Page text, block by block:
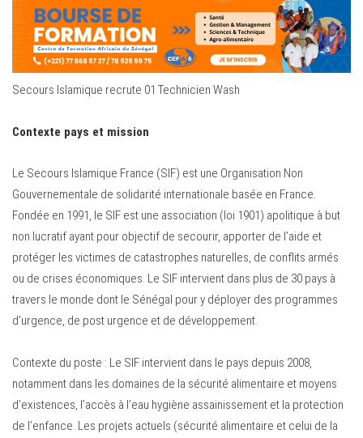
Secours Islamique recrute 01 Technicien Wash
Contexte pays et mission
Le Secours Islamique France (SIF) est une Organisation Non
Gouvernementale de solidarité internationale basée en France.
Fondée en 1991, le SIF est une association (loi 1901) apolitique à but
non lucratif ayant pour objectif de secourir, apporter de l’aide et
protéger les victimes de catastrophes naturelles, de conflits armés
ou de crises économiques. Le SIF intervient dans plus de 30 pays à
travers le monde dont le Sénégal pour y déployer des programmes
d’urgence, de post urgence et de développement.
Contexte du poste : Le SIF intervient dans le pays depuis 2008,
notamment dans les domaines de la sécurité alimentaire et moyens
d’existences, l’accès à l’eau hygiène assainissement et la protection
de l’enfance. Les projets actuels (sécurité alimentaire et celui de la